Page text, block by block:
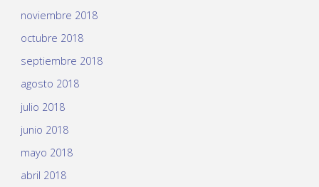
noviembre 2018
octubre 2018
septiembre 2018
agosto 2018
julio 2018
junio 2018
mayo 2018
abril 2018